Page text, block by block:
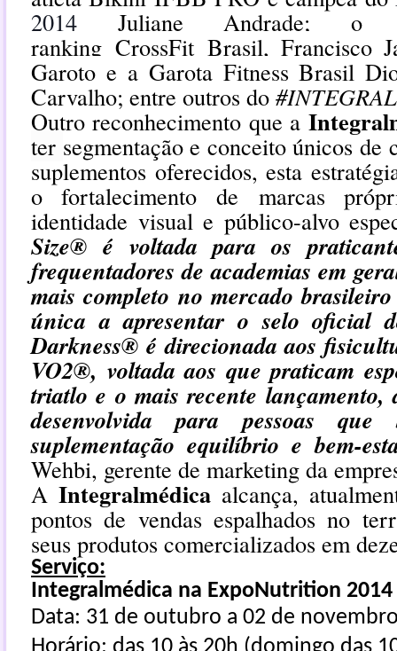
2014 Juliane Andrade; o
ranking CrossFit Brasil, Francisco
Garoto e a Garota Fitness Brasil
Carvalho; entre outros do
Outro reconhecimento que a
ter segmentação e conceito únicos de
suplementos oferecidos, esta
o fortalecimento de
marcas
identidade visual e público-alvo
Size® é voltada para os
frequentadores de academias em
mais completo no mercado
única a apresentar o selo oficial
Darkness® é direcionada aos
VO2®, voltada aos que praticam
triatlo e o mais recente
desenvolvida para pessoas
suplementação equilíbrio e bem-
Wehbi, gerente de marketing da
AIntegralmédica alcança,
pontos de vendas espalhados no
seus produtos comercializados em
Serviço:
Integralmédica na ExpoNutrition 2014
Data: 31 de outubro a 02 de